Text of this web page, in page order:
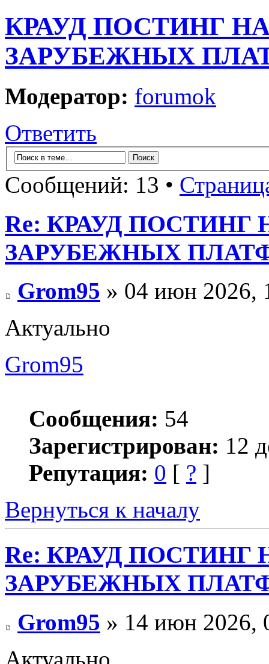
КРАУД ПОСТИНГ
ЗАРУБЕЖНЫХ
Модератор: forumok
Ответить
Сообщений: 13 •
Re: КРАУД
ЗАРУБЕЖНЫХ
Grom95 » 04 июн 2026,
Актуально
Grom95
Сообщения: 54
Зарегистрирован: 12
Репутация: 0 [ ? ]
Вернуться к началу
Re: КРАУД
ЗАРУБЕЖНЫХ
Grom95 » 14 июн 2026,
Актуально